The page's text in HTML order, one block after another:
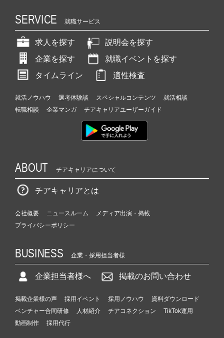
SERVICE 就職サービス
求人を探す
説明会を探す
企業を探す
就職イベントを探す
タイムライン
適性検査
就活ノウハウ 選考体験談 スペシャルコンテンツ
就活相談
転職相談
企業マンガ チアキャリアユーザーガイド
ABOUT チアキャリアについて
チアキャリアとは
会社概要 ニュースルーム
メディア出演・掲載
プライバシーポリシー
BUSINESS 企業・採用担当者様
企業担当者様へ 掲載のお問い合わせ
掲載企業様の声 採用イベント 採用ノウハウ
資料ダウンロード
ベンチャー合同研修
人材紹介 チアコネクション
TikTok運用
動画制作
採用代行